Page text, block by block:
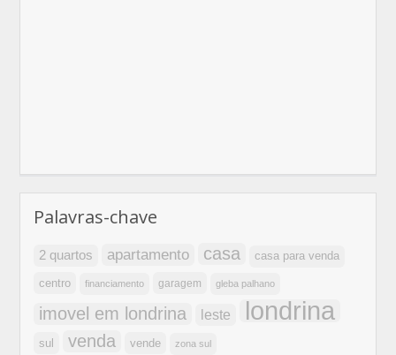
Palavras-chave
2 quartos apartamento casa casa para venda
centro financiamento garagem gleba palhano
imovel em londrina leste londrina
sul venda vende zona sul